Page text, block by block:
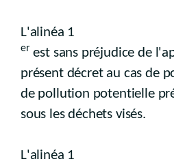
L'alinéa 1
er est sans préjudice de
présent décret au cas de
de pollution potentielle
sous les déchets visés.
L'alinéa 1